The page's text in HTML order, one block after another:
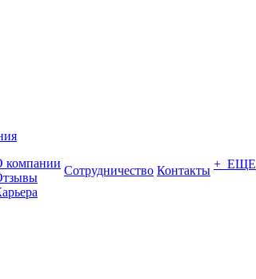
компании
Сотрудничество Контакты + ЕЩЕ